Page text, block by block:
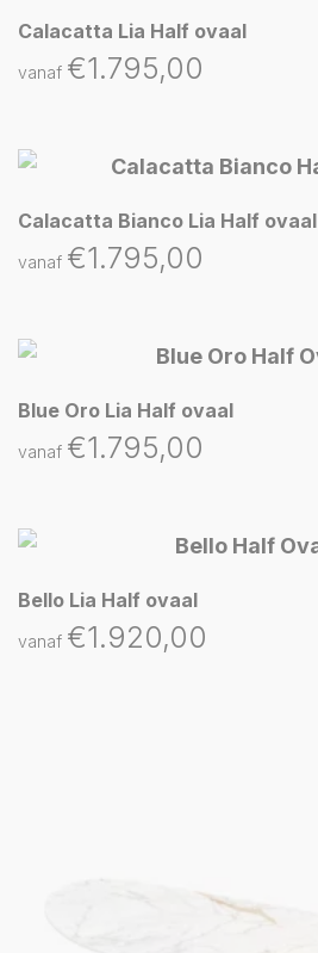
Calacatta Lia Half ovaal
vanaf €1.795,00
Calacatta Bianco Lia Half ovaal
vanaf €1.795,00
Blue Oro Lia Half ovaal
vanaf €1.795,00
Bello Lia Half ovaal
vanaf €1.920,00